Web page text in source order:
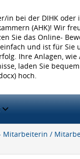
in bei der DIHK oder
(AHK)! Wir
Sie das Online-
und ist für Sie
Ihre Anlagen, wie
laden Sie
hoch.
Mitarbeiterin /